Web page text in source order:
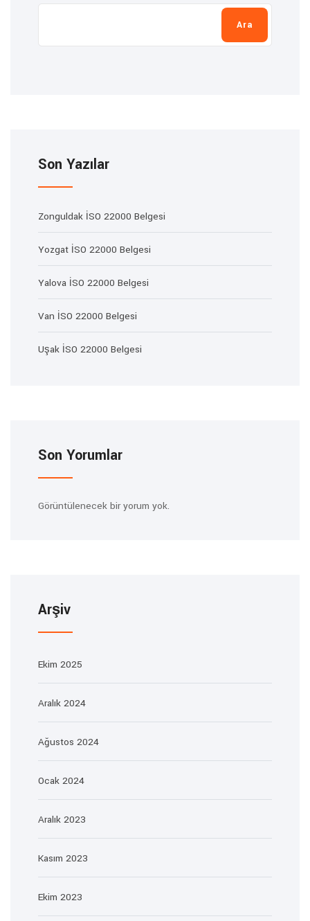
Ara
Son Yazılar
Zonguldak İSO 22000 Belgesi
Yozgat İSO 22000 Belgesi
Yalova İSO 22000 Belgesi
Van İSO 22000 Belgesi
Uşak İSO 22000 Belgesi
Son Yorumlar
Görüntülenecek bir yorum yok.
Arşiv
Ekim 2025
Aralık 2024
Ağustos 2024
Ocak 2024
Aralık 2023
Kasım 2023
Ekim 2023